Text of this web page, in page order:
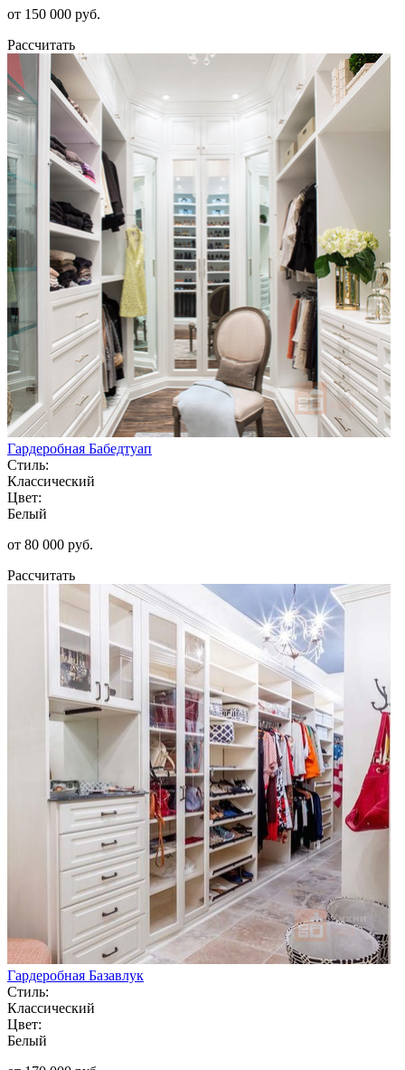
от 150 000 руб.
Рассчитать
Гардеробная Бабедтуап
Стиль:
Классический
Цвет:
Белый
от 80 000 руб.
Рассчитать
Гардеробная Базавлук
Стиль:
Классический
Цвет:
Белый